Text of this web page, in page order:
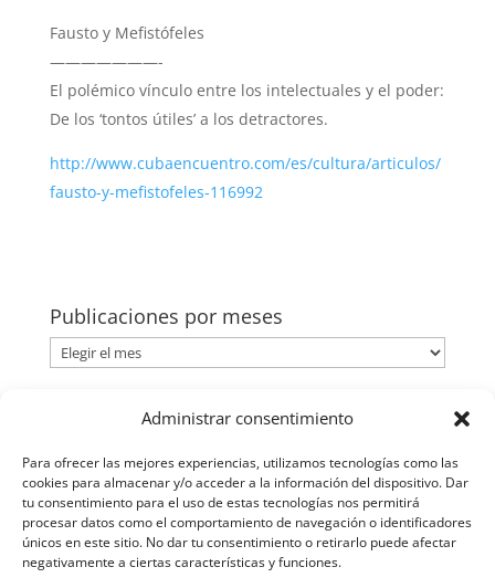
Administrar consentimiento
Para ofrecer las mejores experiencias, utilizamos tecnologías como las
cookies para almacenar y/o acceder a la información del dispositivo. Dar
tu consentimiento para el uso de estas tecnologías nos permitirá
procesar datos como el comportamiento de navegación o identificadores
únicos en este sitio. No dar tu consentimiento o retirarlo puede afectar
negativamente a ciertas características y funciones.
Fausto y Mefistófeles
———————-
El polémico vínculo entre los intelectuales y el poder:
De los ‘tontos útiles’ a los detractores.
http://www.cubaencuentro.com/es/cultura/articulos/
fausto-y-mefistofeles-116992
Publicaciones por meses
Publicaciones
por
Categorías